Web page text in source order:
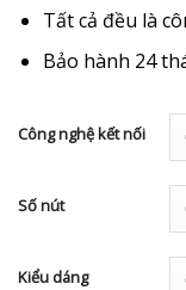
Tất cả đều là
Bảo hành 24
Công nghệ kết nối
Số nút
Kiểu dáng